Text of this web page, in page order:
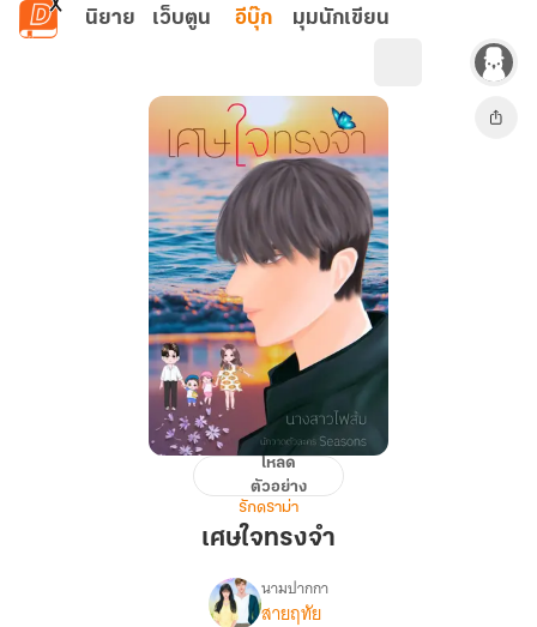
ข้ามไปยังเนื้อหาหลัก
นิยาย เว็บตูน อีบุ๊ก มุมนักเขียน
โหลด
ตัวอย่าง
รักดราม่า
เศษใจทรงจำ
เรื่อง
นามปากกา
สายฤทัย